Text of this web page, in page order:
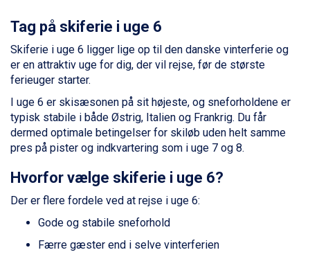
Champoluc fra DKK 3.795
Sestriere fra DKK 4.395
Wagrain fra DKK 4.645
Ischgl fra DKK 7.095
Fieberbrunn fra DKK 6.145
St. Anton fra DKK 7.245
Zell am See fra DKK 4.095
Livigno fra DKK 4.145
Canazei fra DKK 4.745
Bad Gastein fra DKK 4.195
Sauze dOulx fra DKK 4.045
Alleghe fra DKK 5.595
Arabba fra DKK 7.045
Val Thorens fra DKK 5.395
Tag på skiferie i uge 6
Skiferie i uge 6 ligger lige op til den danske vinterferie og
er en attraktiv uge for dig, der vil rejse, før de største
ferieuger starter.
I uge 6 er skisæsonen på sit højeste, og sneforholdene er
typisk stabile i både Østrig, Italien og Frankrig. Du får
dermed optimale betingelser for skiløb uden helt samme
pres på pister og indkvartering som i uge 7 og 8.
Hvorfor vælge skiferie i uge 6?
Der er flere fordele ved at rejse i uge 6:
Gode og stabile sneforhold
Færre gæster end i selve vinterferien